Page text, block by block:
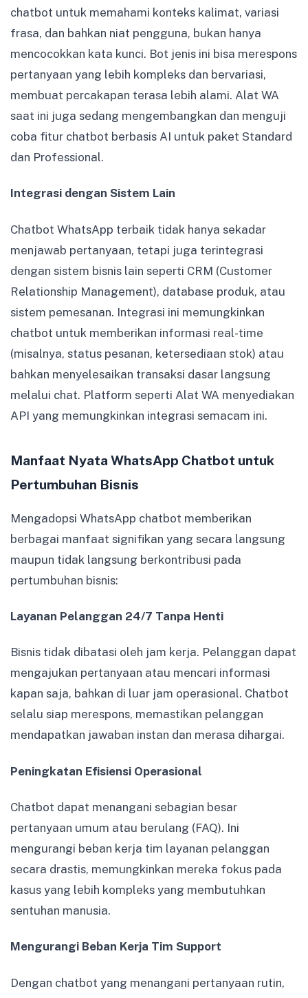
chatbot untuk memahami konteks kalimat, variasi
frasa, dan bahkan niat pengguna, bukan hanya
mencocokkan kata kunci. Bot jenis ini bisa merespons
pertanyaan yang lebih kompleks dan bervariasi,
membuat percakapan terasa lebih alami. Alat WA
saat ini juga sedang mengembangkan dan menguji
coba fitur chatbot berbasis AI untuk paket Standard
dan Professional.
Integrasi dengan Sistem Lain
Chatbot WhatsApp terbaik tidak hanya sekadar
menjawab pertanyaan, tetapi juga terintegrasi
dengan sistem bisnis lain seperti CRM (Customer
Relationship Management), database produk, atau
sistem pemesanan. Integrasi ini memungkinkan
chatbot untuk memberikan informasi real-time
(misalnya, status pesanan, ketersediaan stok) atau
bahkan menyelesaikan transaksi dasar langsung
melalui chat. Platform seperti Alat WA menyediakan
API yang memungkinkan integrasi semacam ini.
Manfaat Nyata WhatsApp Chatbot untuk
Pertumbuhan Bisnis
Mengadopsi WhatsApp chatbot memberikan
berbagai manfaat signifikan yang secara langsung
maupun tidak langsung berkontribusi pada
pertumbuhan bisnis:
Layanan Pelanggan 24/7 Tanpa Henti
Bisnis tidak dibatasi oleh jam kerja. Pelanggan dapat
mengajukan pertanyaan atau mencari informasi
kapan saja, bahkan di luar jam operasional. Chatbot
selalu siap merespons, memastikan pelanggan
mendapatkan jawaban instan dan merasa dihargai.
Peningkatan Efisiensi Operasional
Chatbot dapat menangani sebagian besar
pertanyaan umum atau berulang (FAQ). Ini
mengurangi beban kerja tim layanan pelanggan
secara drastis, memungkinkan mereka fokus pada
kasus yang lebih kompleks yang membutuhkan
sentuhan manusia.
Mengurangi Beban Kerja Tim Support
Dengan chatbot yang menangani pertanyaan rutin,